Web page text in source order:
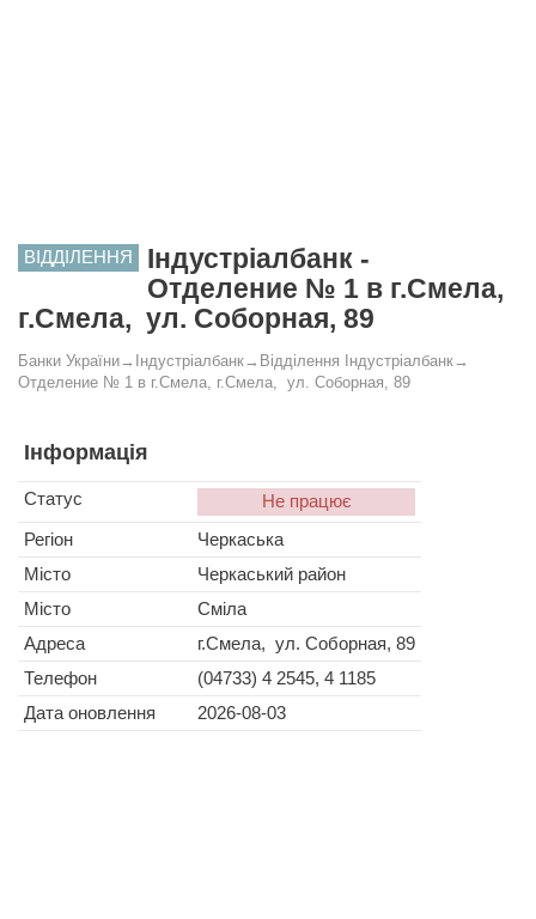
ВІДДІЛЕННЯ
Індустріалбанк -
Отделение № 1 в г.Смела,
г.Смела, ул. Соборная, 89
Банки України→ Індустріалбанк→ Відділення Індустріалбанк→
Отделение № 1 в г.Смела, г.Смела, ул. Соборная, 89
Інформація
Статус
Не працює
Регіон
Черкаська
Місто
Черкаський район
Місто
Сміла
Адреса
г.Смела, ул. Соборная, 89
Телефон
(04733) 4 2545, 4 1185
Дата оновлення
2026-08-03